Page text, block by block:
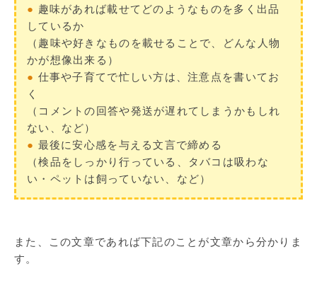
● 趣味があれば載せてどのようなものを多く出品
しているか
（趣味や好きなものを載せることで、どんな人物
かが想像出来る）
● 仕事や子育てで忙しい方は、注意点を書いてお
く
（コメントの回答や発送が遅れてしまうかもしれ
ない、など）
● 最後に安心感を与える文言で締める
（検品をしっかり行っている、タバコは吸わな
い・ペットは飼っていない、など）
また、この文章であれば下記のことが文章から分かりま
す。